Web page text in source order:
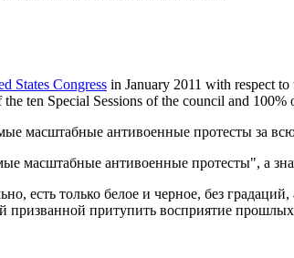
States Congress in January 2011 with respect
ten Special Sessions of the council and
масштабные антивоенные протесты за
масштабные антивоенные протесты", а
есть только белое и черное, без
призванной притупить восприятие